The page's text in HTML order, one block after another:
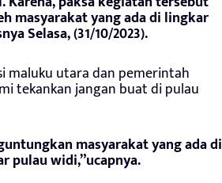
masyarakat yang ada di lingkar
Selasa, (31/10/2023).
maluku utara dan pemerintah
tekankan jangan buat di pulau
masyarakat yang ada di
pulau widi,”ucapnya.